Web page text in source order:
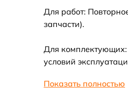
Для работ:
запчасти).
Для комплектующих:
условий
Показать полностью